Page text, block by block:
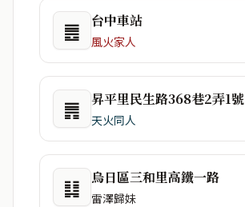
䷌ 台中車站
風火家人
䷠ 昇平里民生路368巷2弄1號
天火同人
䷆ 烏日區三和里高鐵一路
雷澤歸妹